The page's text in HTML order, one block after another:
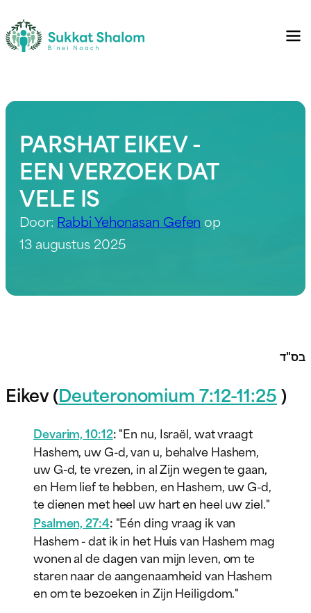
PARSHAT EIKEV -
EEN VERZOEK DAT
VELE IS
Door: Rabbi Yehonasan Gefen op
13 augustus 2025
בס"ד
Eikev (Deuteronomium 7:12-11:25)
Devarim, 10:12:"En nu, Israël, wat vraagt
Hashem, uw G-d, van u, behalve Hashem,
uw G-d, te vrezen, in al Zijn wegen te gaan,
en Hem lief te hebben, en Hashem, uw G-d,
te dienen met heel uw hart en heel uw ziel."
Psalmen, 27:4: "Eén ding vraag ik van
Hashem - dat ik in het Huis van Hashem mag
wonen al de dagen van mijn leven, om te
staren naar de aangenaamheid van Hashem
en om te bezoeken in Zijn Heiligdom."